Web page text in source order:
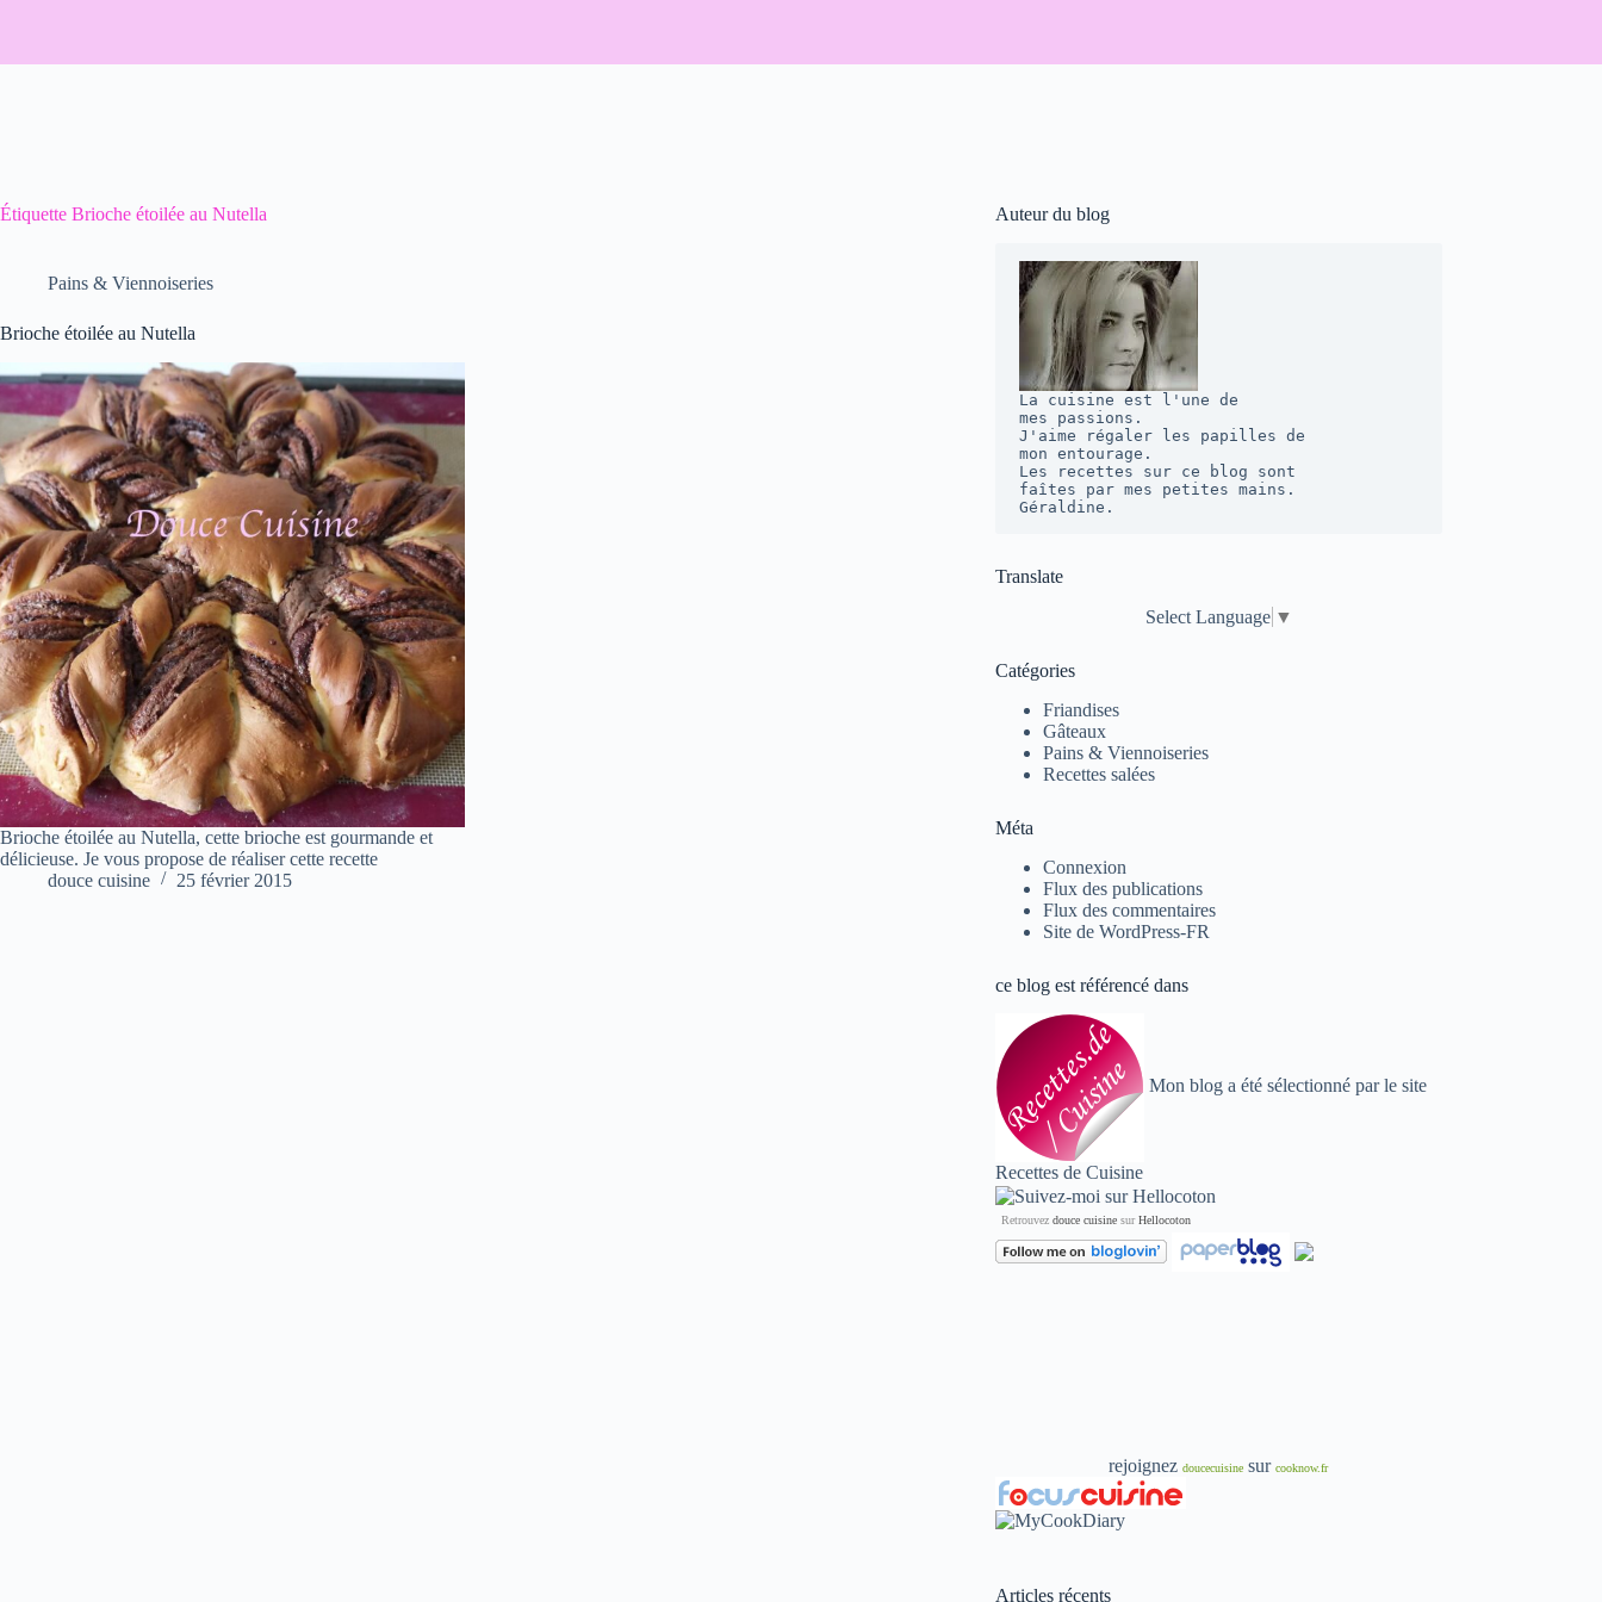
Étiquette Brioche étoilée au Nutella
Pains & Viennoiseries
Brioche étoilée au Nutella
Brioche étoilée au Nutella, cette brioche est gourmande et
délicieuse. Je vous propose de réaliser cette recette
douce cuisine
25 février 2015
Auteur du blog
La cuisine est l'une de
mes passions.
J'aime régaler les papilles de
mon entourage.
Les recettes sur ce blog sont
faîtes par mes petites mains.
Géraldine.
Translate
Select Language ▼
Catégories
Friandises
Gâteaux
Pains & Viennoiseries
Recettes salées
Méta
Connexion
Flux des publications
Flux des commentaires
Site de WordPress-FR
ce blog est référencé dans
Mon blog a été sélectionné par le site
Recettes de Cuisine
Retrouvez douce cuisinesurHellocoton
rejoignezdoucecuisine surcooknow.fr
Articles récents